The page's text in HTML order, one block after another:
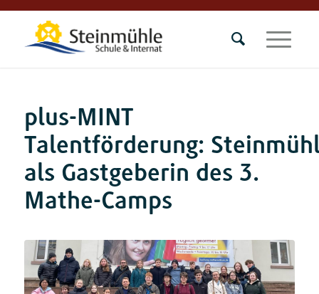
plus-MINT
Talentförderung:
als Gastgeberin des 3.
Mathe-Camps